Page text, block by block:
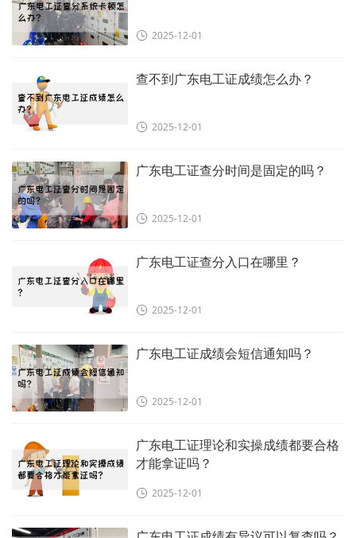
2025-12-01
查不到广东电工证成绩怎么办？
2025-12-01
广东电工证查分时间是固定的吗？
2025-12-01
广东电工证查分入口在哪里？
2025-12-01
广东电工证成绩会短信通知吗？
2025-12-01
广东电工证理论和实操成绩都要合格
才能拿证吗？
2025-12-01